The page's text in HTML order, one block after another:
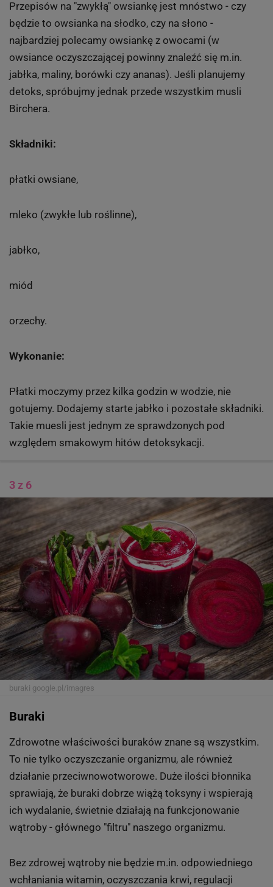
Przepisów na "zwykłą" owsiankę jest mnóstwo - czy
będzie to owsianka na słodko, czy na słono -
najbardziej polecamy owsiankę z owocami (w
owsiance oczyszczającej powinny znaleźć się m.in.
jabłka, maliny, borówki czy ananas). Jeśli planujemy
detoks, spróbujmy jednak przede wszystkim musli
Birchera.
Składniki:
płatki owsiane,
mleko (zwykłe lub roślinne),
jabłko,
miód
orzechy.
Wykonanie:
Płatki moczymy przez kilka godzin w wodzie, nie
gotujemy. Dodajemy starte jabłko i pozostałe składniki.
Takie muesli jest jednym ze sprawdzonych pod
względem smakowym hitów detoksykacji.
3 z 6
buraki google.pl/imagres
Buraki
Zdrowotne właściwości buraków znane są wszystkim.
To nie tylko oczyszczanie organizmu, ale również
działanie przeciwnowotworowe. Duże ilości błonnika
sprawiają, że buraki dobrze wiążą toksyny i wspierają
ich wydalanie, świetnie działają na funkcjonowanie
wątroby - głównego "filtru" naszego organizmu.
Bez zdrowej wątroby nie będzie m.in. odpowiedniego
wchłaniania witamin, oczyszczania krwi, regulacji